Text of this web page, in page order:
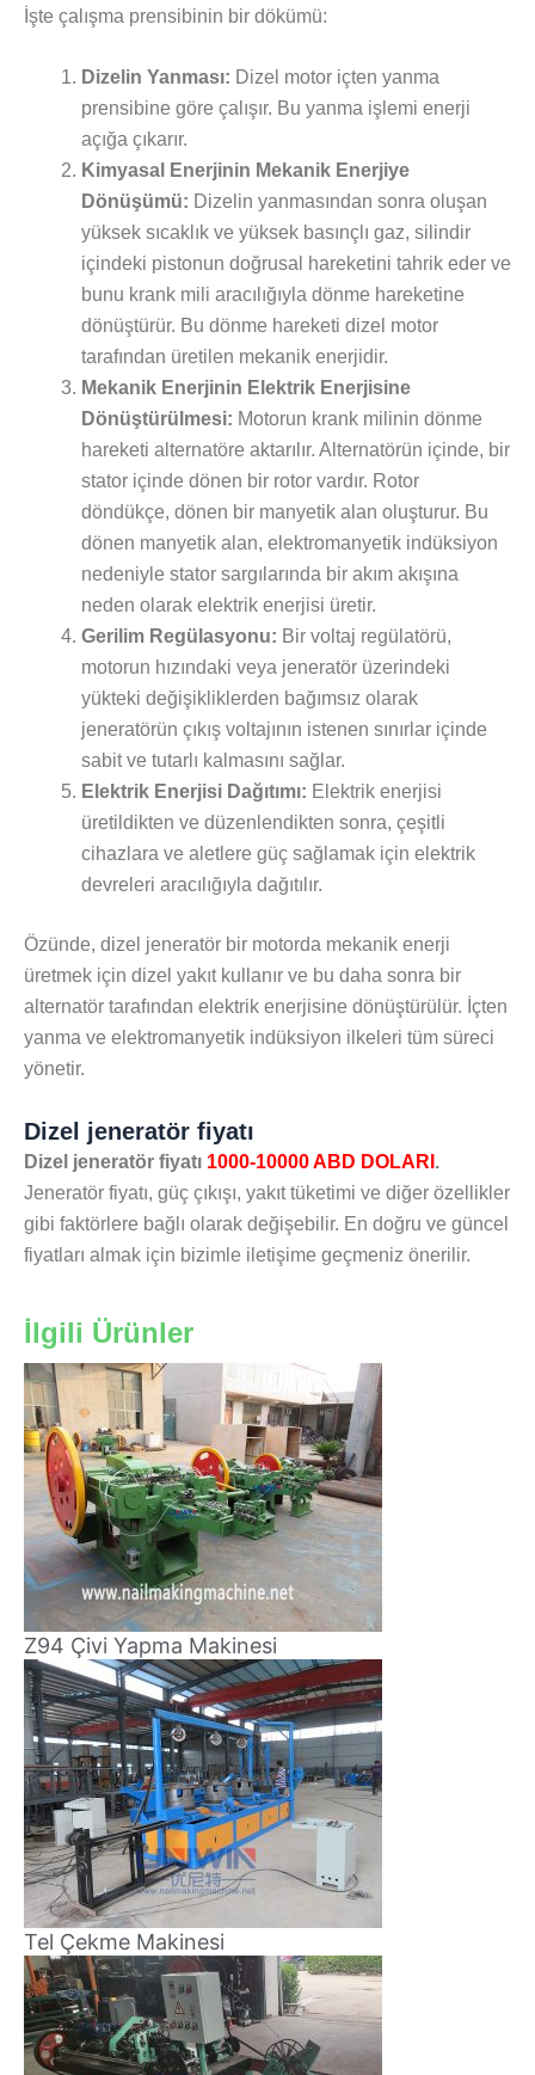
İşte çalışma prensibinin bir dökümü:
Dizelin Yanması: Dizel motor içten yanma
prensibine göre çalışır. Bu yanma işlemi enerji
açığa çıkarır.
Kimyasal Enerjinin Mekanik Enerjiye
Dönüşümü: Dizelin yanmasından sonra oluşan
yüksek sıcaklık ve yüksek basınçlı gaz, silindir
içindeki pistonun doğrusal hareketini tahrik eder ve
bunu krank mili aracılığıyla dönme hareketine
dönüştürür. Bu dönme hareketi dizel motor
tarafından üretilen mekanik enerjidir.
Mekanik Enerjinin Elektrik Enerjisine
Dönüştürülmesi: Motorun krank milinin dönme
hareketi alternatöre aktarılır. Alternatörün içinde, bir
stator içinde dönen bir rotor vardır. Rotor
döndükçe, dönen bir manyetik alan oluşturur. Bu
dönen manyetik alan, elektromanyetik indüksiyon
nedeniyle stator sargılarında bir akım akışına
neden olarak elektrik enerjisi üretir.
Gerilim Regülasyonu: Bir voltaj regülatörü,
motorun hızındaki veya jeneratör üzerindeki
yükteki değişikliklerden bağımsız olarak
jeneratörün çıkış voltajının istenen sınırlar içinde
sabit ve tutarlı kalmasını sağlar.
Elektrik Enerjisi Dağıtımı: Elektrik enerjisi
üretildikten ve düzenlendikten sonra, çeşitli
cihazlara ve aletlere güç sağlamak için elektrik
devreleri aracılığıyla dağıtılır.
Özünde, dizel jeneratör bir motorda mekanik enerji
üretmek için dizel yakıt kullanır ve bu daha sonra bir
alternatör tarafından elektrik enerjisine dönüştürülür. İçten
yanma ve elektromanyetik indüksiyon ilkeleri tüm süreci
yönetir.
Dizel jeneratör fiyatı
Dizel jeneratör fiyatı 1000-10000 ABD DOLARI .
Jeneratör fiyatı, güç çıkışı, yakıt tüketimi ve diğer özellikler
gibi faktörlere bağlı olarak değişebilir. En doğru ve güncel
fiyatları almak için bizimle iletişime geçmeniz önerilir.
İlgili Ürünler
Z94 Çivi Yapma Makinesi
Tel Çekme Makinesi